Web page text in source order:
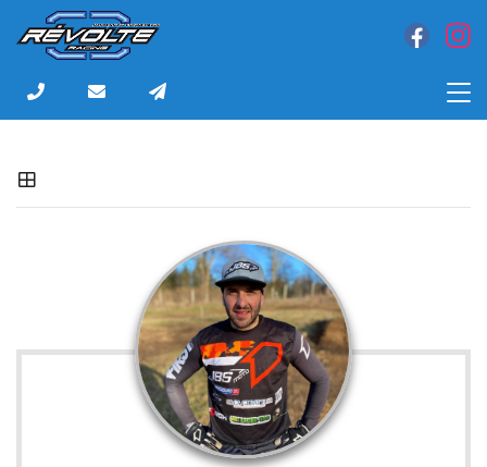
6 rue Louis Bonin
31200 Toulouse
05 61 48 35 94